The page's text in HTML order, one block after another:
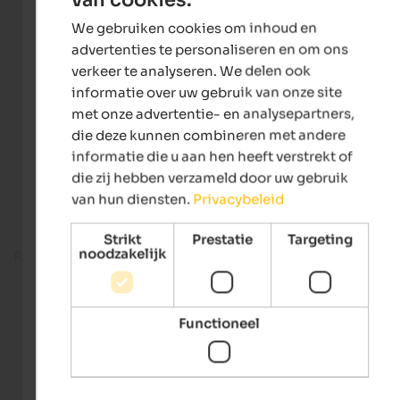
Fitness room
We gebruiken cookies om inhoud en
advertenties te personaliseren en om ons
verkeer te analyseren. We delen ook
informatie over uw gebruik van onze site
met onze advertentie- en analysepartners,
die deze kunnen combineren met andere
informatie die u aan hen heeft verstrekt of
die zij hebben verzameld door uw gebruik
van hun diensten. Privacybeleid
Strikt
noodzakelijk
Prestatie Targeting
Functioneel